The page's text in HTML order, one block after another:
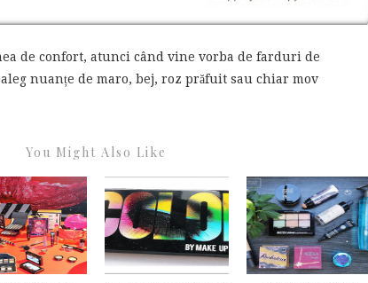
de confort, atunci când vine vorba de farduri de
nuanțe de maro, bej, roz prăfuit sau chiar mov
You Might Also Like